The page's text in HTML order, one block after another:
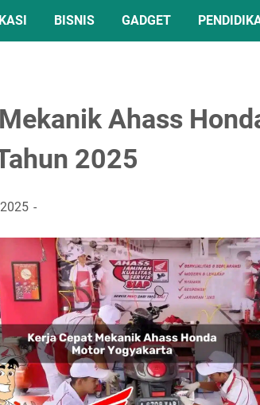
BISNIS GADGET
Ahass
2025